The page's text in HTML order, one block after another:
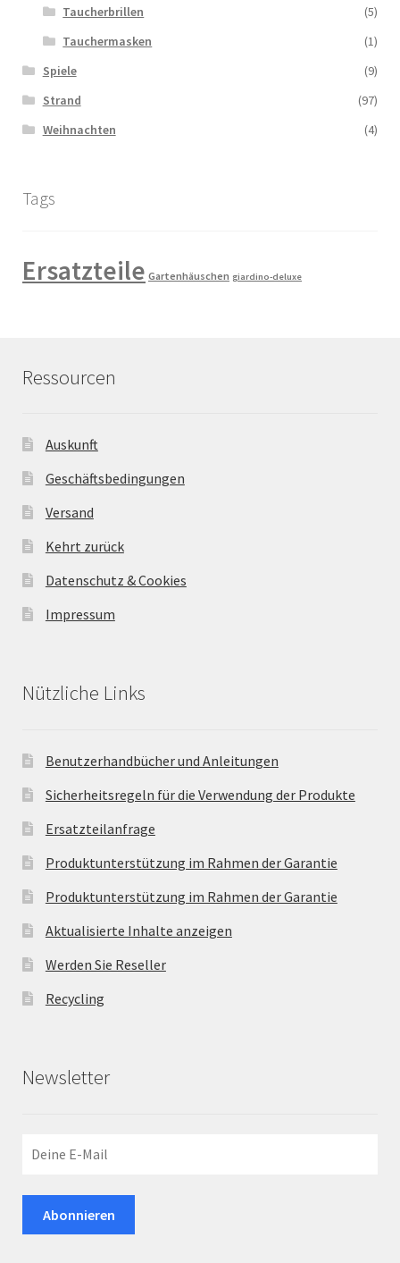
Taucherbrillen
(5)
Tauchermasken
(1)
Spiele
(9)
Strand
(97)
Weihnachten
(4)
Tags
Ersatzteile Gartenhäuschen giardino-deluxe
Ressourcen
Auskunft
Geschäftsbedingungen
Versand
Kehrt zurück
Datenschutz & Cookies
Impressum
Nützliche Links
Benutzerhandbücher und Anleitungen
Sicherheitsregeln für die Verwendung der Produkte
Ersatzteilanfrage
Produktunterstützung im Rahmen der Garantie
Produktunterstützung im Rahmen der Garantie
Aktualisierte Inhalte anzeigen
Werden Sie Reseller
Recycling
Newsletter